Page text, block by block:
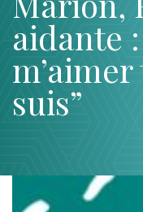
aidante :
suis”